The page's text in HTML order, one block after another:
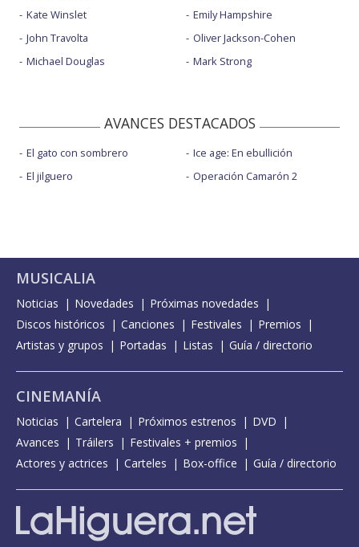
Kate Winslet
John Travolta
Michael Douglas
Emily Hampshire
Oliver Jackson-Cohen
Mark Strong
AVANCES DESTACADOS
El gato con sombrero
El jilguero
Ice age: En ebullición
Operación Camarón 2
MUSICALIA
Noticias Novedades
Próximas novedades
Discos históricos
Canciones Festivales
Premios
Artistas y grupos
Portadas Listas Guía / directorio
CINEMANÍA
Noticias Cartelera Próximos estrenos
DVD
Avances
Tráilers
Festivales + premios
Actores y actrices
Carteles Box-office Guía / directorio